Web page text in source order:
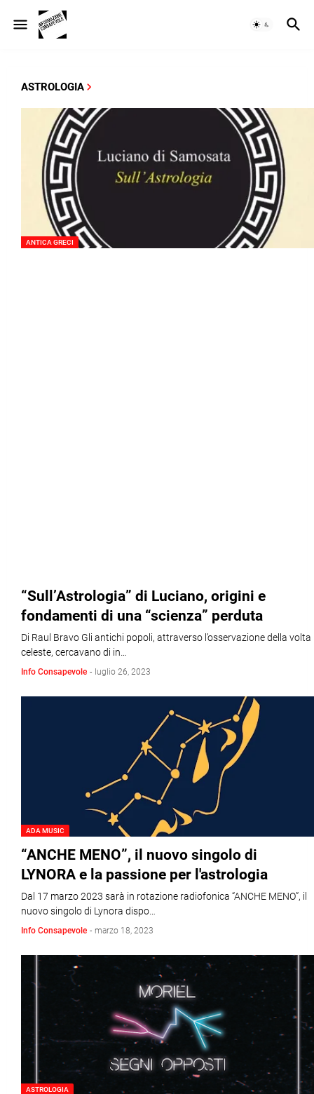
ASTROLOGIA
ANTICA GRECI
“Sull’Astrologia” di Luciano, origini e
fondamenti di una “scienza” perduta
Di Raul Bravo Gli antichi popoli, attraverso l’osservazione della volta
celeste, cercavano di in…
Info Consapevole - luglio 26, 2023
ADA MUSIC
“ANCHE MENO”, il nuovo singolo di
LYNORA e la passione per l'astrologia
Dal 17 marzo 2023 sarà in rotazione radiofonica “ANCHE MENO”, il
nuovo singolo di Lynora dispo…
Info Consapevole - marzo 18, 2023
ASTROLOGIA